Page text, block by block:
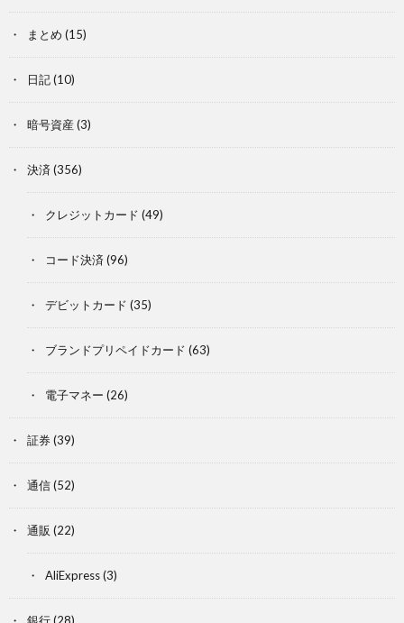
まとめ (15)
日記(10)
暗号資産 (3)
決済 (356)
クレジットカード (49)
コード決済 (96)
デビットカード (35)
ブランドプリペイドカード (63)
電子マネー (26)
証券(39)
通信(52)
通販 (22)
AliExpress(3)